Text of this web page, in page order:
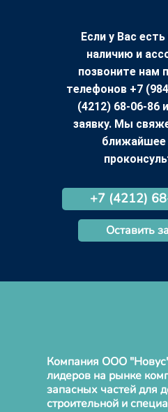
Если у Вас
наличию и
позвоните нам
телефонов +7
(4212) 68-06-86
заявку. Мы
ближайшее
+7 (4212)
Оставить
Компания ООО
лидеров на рынке
запасных частей для
строительной и